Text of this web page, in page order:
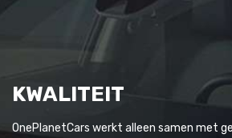
KWALITEIT
OnePlanetCars werkt alleen samen met